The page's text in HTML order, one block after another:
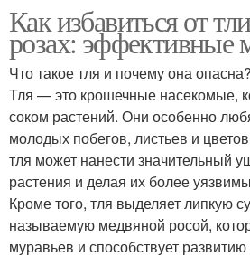
Как избавиться от
розах: эффективные
Что такое тля и почему она опасна?
Тля — это крошечные насекомые,
соком растений. Они особенно
молодых побегов, листьев и
тля может нанести значительный
растения и делая их более
Кроме того, тля выделяет липкую
называемую медвяной росой,
муравьев и способствует развитию